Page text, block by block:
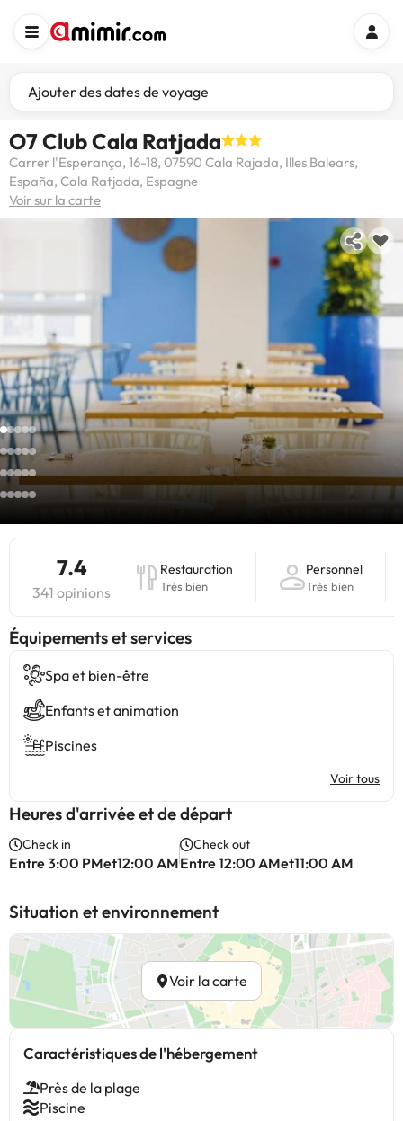
Ajouter des dates de voyage
O7 Club Cala Ratjada
Carrer l'Esperança, 16-18, 07590 Cala Rajada, Illes Balears,
España, Cala Ratjada, Espagne
Voir sur la carte
7.4
341 opinions
Restauration
Très bien
Personnel
Très bien
​Équipements et services
Spa et bien-être
Enfants et animation
Piscines
Voir tous
Heures d'arrivée et de départ
Check in
Entre 3:00 PMet12:00 AM
Check out
Entre 12:00 AMet11:00 AM
Situation et environnement
Voir la carte
Caractéristiques de l'hébergement
Près de la plage
Piscine